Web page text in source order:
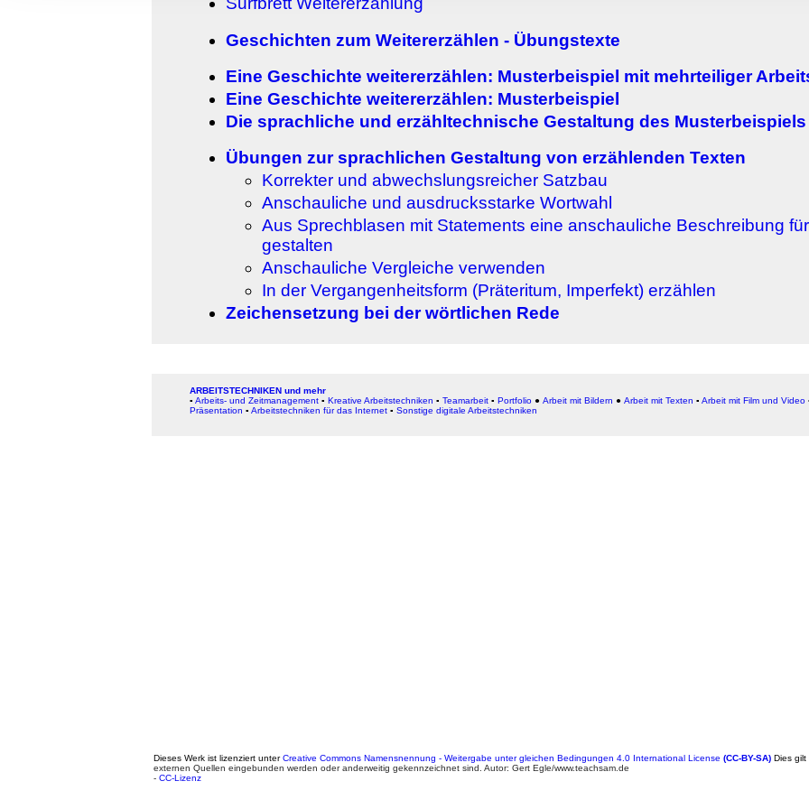
Informationen zu Ihrer Verwendung unserer Website an unsere Partner für soziale Medien,
und Analysen weiter. Unsere Partner führen diese Informationen möglicherweise mit
gesammelt haben.
Geschichten zum Weitererzählen - Übungstexte
Eine Geschichte weitererzählen: Musterbeispiel mit mehrteiliger
Eine Geschichte weitererzählen: Musterbeispiel
Die sprachliche und erzähltechnische Gestaltung des Musterbeispiels
Übungen zur sprachlichen Gestaltung von erzählenden Texten
Korrekter und abwechslungsreicher Satzbau
Anschauliche und ausdrucksstarke Wortwahl
Aus Sprechblasen mit Statements eine anschauliche Beschreibung
gestalten
Anschauliche Vergleiche verwenden
In der Vergangenheitsform (Präteritum, Imperfekt) erzählen
Zeichensetzung bei der wörtlichen Rede
ARBEITSTECHNIKEN und mehr
▪ Arbeits- und Zeitmanagement ▪ Kreative Arbeitstechniken ▪ Teamarbeit ▪ Portfolio ● Arbeit mit Bildern ● Arbeit mit Texten ▪ Arbeit mit Film und Video
Präsentation ▪ Arbeitstechniken für das Internet ▪ Sonstige digitale Arbeitstechniken
Dieses Werk ist lizenziert unterCreative Commons Namensnennung - Weitergabe unter gleichen Bedingungen 4.0 International License (CC-BY-SA) Dies gilt
externen Quellen eingebunden werden oder anderweitig gekennzeichnet sind. Autor: Gert Egle/www.teachsam.de
- CC-Lizenz